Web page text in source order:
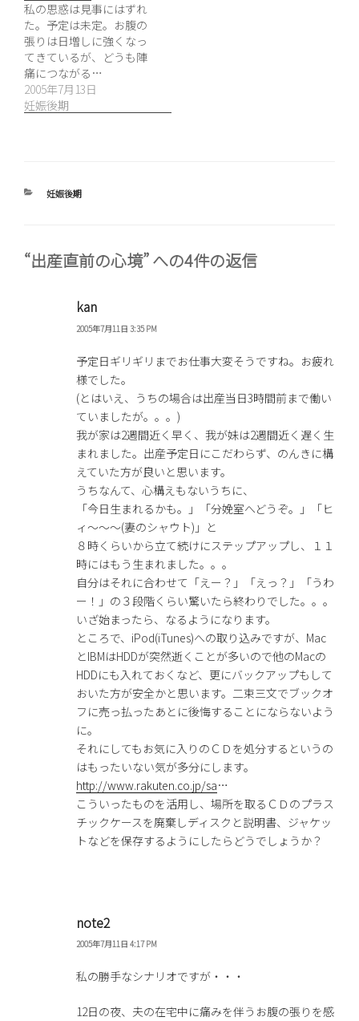
私の思惑は見事にはずれ
た。予定は未定。お腹の
張りは日増しに強くなっ
てきているが、どうも陣
痛につながる…
2005年7月13日
妊娠後期
カ
ー
妊娠後期
“出産直前の心境” への4件の返信
kan
2005年7月11日 3:35 PM
予定日ギリギリまでお仕事大変そうですね。お疲れ
様でした。
(とはいえ、うちの場合は出産当日3時間前まで働い
ていましたが。。。)
我が家は2週間近く早く、我が妹は2週間近く遅く生
まれました。出産予定日にこだわらず、のんきに構
えていた方が良いと思います。
うちなんて、心構えもないうちに、
「今日生まれるかも。」「分娩室へどうぞ。」「ヒ
ィ〜〜〜(妻のシャウト)」と
８時くらいから立て続けにステップアップし、１１
時にはもう生まれました。。。
自分はそれに合わせて「えー？」「えっ？」「うわ
ー！」の３段階くらい驚いたら終わりでした。。。
いざ始まったら、なるようになります。
ところで、iPod(iTunes)への取り込みですが、Mac
とIBMはHDDが突然逝くことが多いので他のMacの
HDDにも入れておくなど、更にバックアップもして
おいた方が安全かと思います。二束三文でブックオ
フに売っ払ったあとに後悔することにならないよう
に。
それにしてもお気に入りのＣＤを処分するというの
はもったいない気が多分にします。
http://www.rakuten.co.jp/sa…
こういったものを活用し、場所を取るＣＤのプラス
チックケースを廃棄しディスクと説明書、ジャケッ
トなどを保存するようにしたらどうでしょうか？
note2
2005年7月11日 4:17 PM
私の勝手なシナリオですが・・・
12日の夜、夫の在宅中に痛みを伴うお腹の張りを感